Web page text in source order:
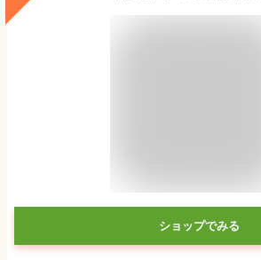
ショップでみる